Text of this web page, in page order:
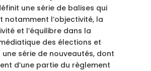
une série de balises qui
notamment l’objectivité, la
et l’équilibre dans la
des élections et
série de nouveautés, dont
d’une partie du règlement